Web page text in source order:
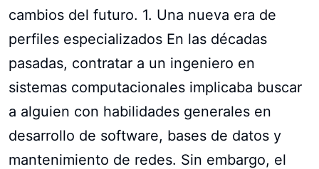
cambios del futuro. 1. Una nueva era de
perfiles especializados En las décadas
pasadas, contratar a un ingeniero en
sistemas computacionales implicaba buscar
a alguien con habilidades generales en
desarrollo de software, bases de datos y
mantenimiento de redes. Sin embargo, el